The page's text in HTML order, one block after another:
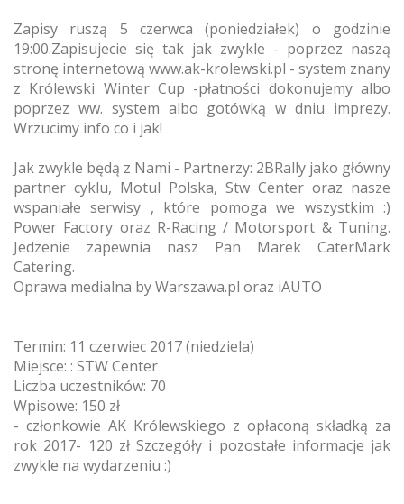
Zapisy ruszą 5 czerwca (poniedziałek) o godzinie
19:00.Zapisujecie się tak jak zwykle - poprzez naszą
stronę internetową www.ak-krolewski.pl - system znany
z Królewski Winter Cup -płatności dokonujemy albo
poprzez ww. system albo gotówką w dniu imprezy.
Wrzucimy info co i jak!
Jak zwykle będą z Nami - Partnerzy: 2BRally jako główny
partner cyklu, Motul Polska, Stw Center oraz nasze
wspaniałe serwisy , które pomoga we wszystkim :)
Power Factory oraz R-Racing / Motorsport & Tuning.
Jedzenie zapewnia nasz Pan Marek CaterMark
Catering.
Oprawa medialna by Warszawa.pl oraz iAUTO
Termin: 11 czerwiec 2017 (niedziela)
Miejsce: : STW Center
Liczba uczestników: 70
Wpisowe: 150 zł
- członkowie AK Królewskiego z opłaconą składką za
rok 2017- 120 zł Szczegóły i pozostałe informacje jak
zwykle na wydarzeniu :)